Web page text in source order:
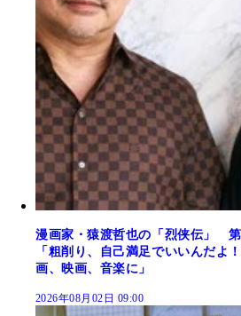
漫画家・猿渡哲也の「烈侠伝」
「粗削り、自己満足でいいんだ
画、映画、音楽に」
2026年08月02日 09:00